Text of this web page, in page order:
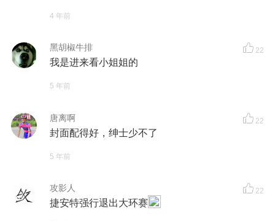
4 年前
黑胡椒牛排 22
我是进来看小姐姐的
5 年前
唐离啊 22
封面配得好，绅士少不了
5 年前
攻影人 22
捷安特强行退出大环赛